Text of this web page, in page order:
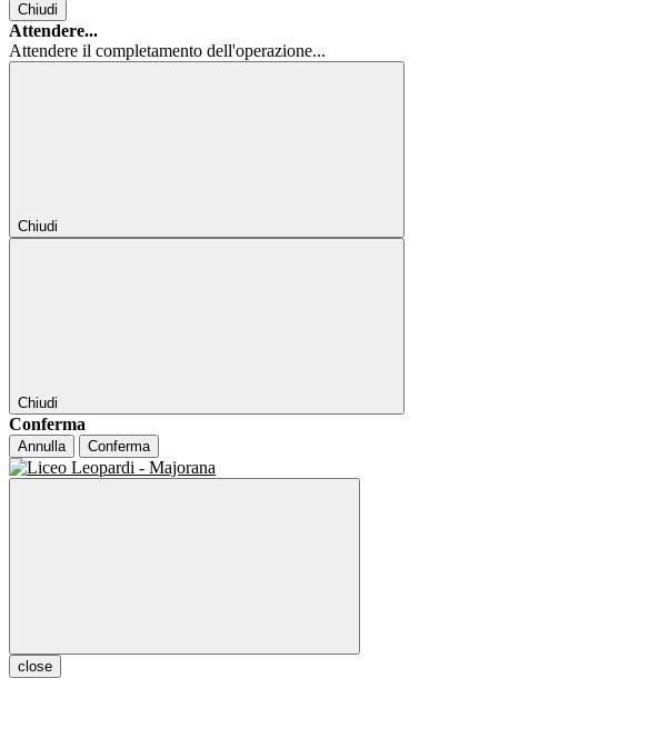
Chiudi
Attendere...
Attendere il completamento dell'operazione...
Chiudi
Chiudi
Conferma
Annulla Conferma
close